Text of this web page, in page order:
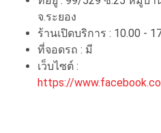
จ.ระยอง
ร้านเปิดบริการ : 10.00 -
ที่จอดรถ : มี
เว็บไซต์ :
https://